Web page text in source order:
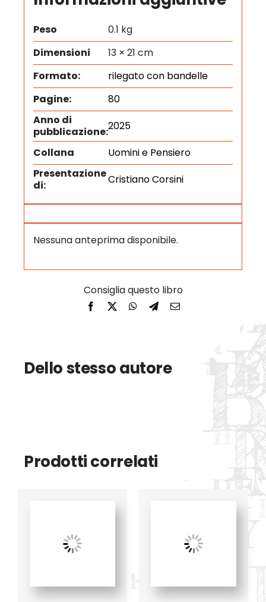
Peso
0.1 kg
Dimensioni
13 × 21 cm
Formato:
rilegato con bandelle
Pagine:
80
Anno di
pubblicazione:2025
Collana
Uomini e Pensiero
Presentazione
di:
Cristiano Corsini
Nessuna anteprima disponibile.
Dello stesso autore
Prodotti correlati